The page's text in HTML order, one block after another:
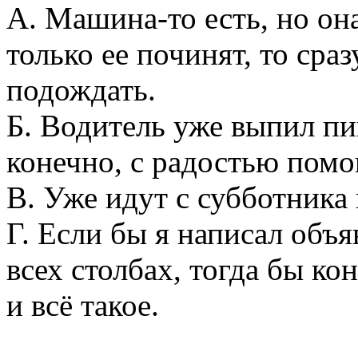
А. Машина-то есть, но
только ее починят, то
подождать.
Б. Водитель уже выпил
конечно, с радостью
В. Уже идут с субботника
Г. Если бы я написал
всех столбах, тогда бы
и всё такое.